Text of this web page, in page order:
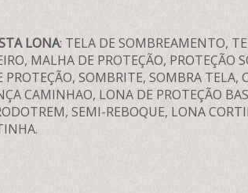
LONA: TELA DE SOMBREAMENTO,
MALHA DE PROTEÇÃO, PROTEÇÃO
SOMBRITE, SOMBRA TELA,
CAMINHAO, LONA DE PROTEÇÃO
SEMI-REBOQUE, LONA